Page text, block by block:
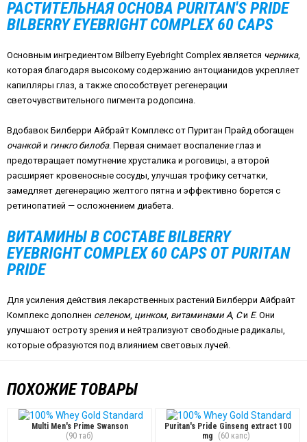
РАСТИТЕЛЬНАЯ ОСНОВА PURITAN'S PRIDE
BILBERRY EYEBRIGHT COMPLEX 60 CAPS
Основным ингредиентом Bilberry Eyebright Complex является черника,
которая благодаря высокому содержанию антоцианидов укрепляет
капилляры глаз, а также способствует регенерации
светочувствительного пигмента родопсина.
Вдобавок Билберри Айбрайт Комплекс от Пуритан Прайд обогащен
очанкойи гинкго билоба. Первая снимает воспаление глаз и
предотвращает помутнение хрусталика и роговицы, а второй
расширяет кровеносные сосуды, улучшая трофику сетчатки,
замедляет дегенерацию желтого пятна и эффективно борется с
ретинопатией — осложнением диабета.
ВИТАМИНЫ В СОСТАВЕ BILBERRY
EYEBRIGHT COMPLEX 60 CAPS ОТ PURITAN
PRIDE
Для усиления действия лекарственных растений Билберри Айбрайт
Комплекс дополнен селеном, цинком, витаминами А, Си Е. Они
улучшают остроту зрения и нейтрализуют свободные радикалы,
которые образуются под влиянием световых лучей.
ПОХОЖИЕ ТОВАРЫ
Multi Men's Prime Swanson
(90 таб)
Puritan's Pride Ginseng extract 100
mg
(60 капс)